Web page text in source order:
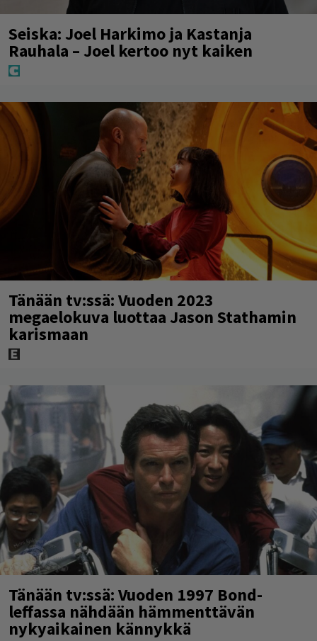
Seiska: Joel Harkimo ja Kastanja
Rauhala – Joel kertoo nyt kaiken
Tänään tv:ssä: Vuoden 2023
megaelokuva luottaa Jason Stathamin
karismaan
Tänään tv:ssä: Vuoden 1997 Bond-
leffassa nähdään hämmenttävän
nykyaikainen kännykkä